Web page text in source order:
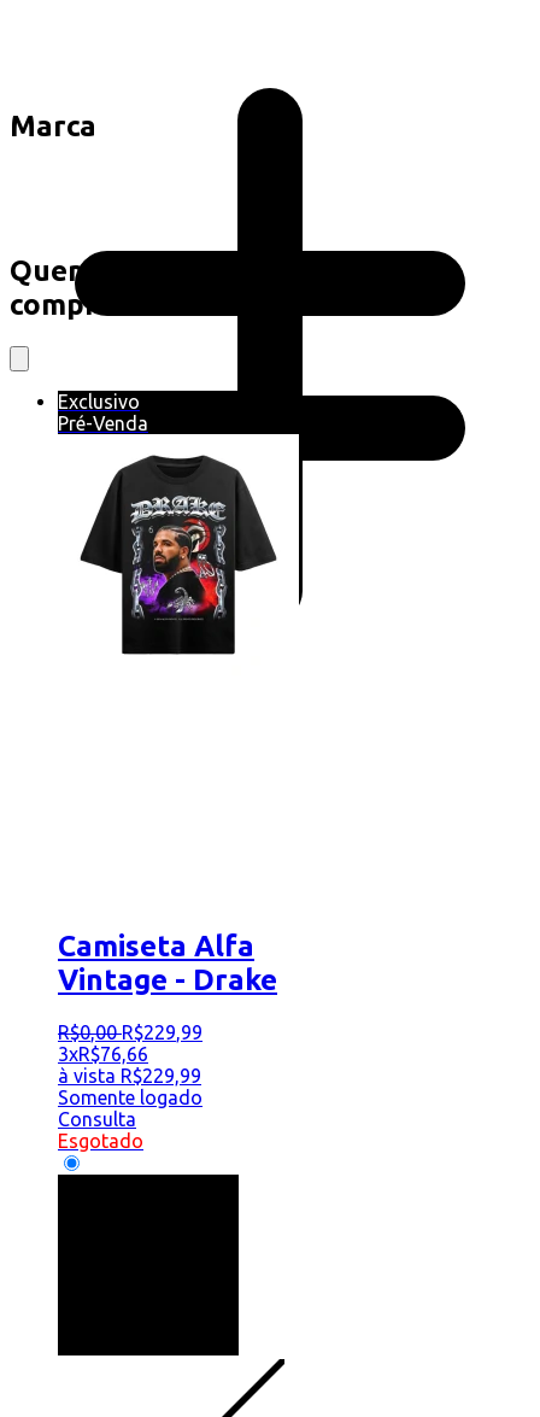
Marca
Quem viu este produto também
comprou
Camiseta Alfa
Vintage - Drake
R$0,00 R$229,99
3xR$76,66
à vista R$229,99
Somente logado
Consulta
Esgotado